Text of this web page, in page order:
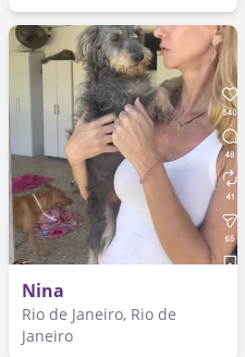
Nina
Rio de Janeiro, Rio de
Janeiro